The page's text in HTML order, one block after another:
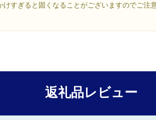
けすぎると固くなることがございますのでご注
返礼品レビュー